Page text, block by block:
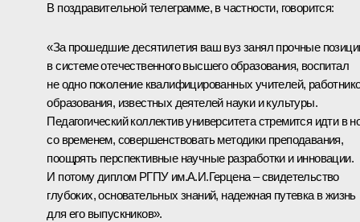
В поздравительной телеграмме, в частности, говорится:
«За прошедшие десятилетия ваш вуз занял прочные
в системе отечественного высшего образования, воспитал
не одно поколение квалифицированных учителей,
образования, известных деятелей науки и культуры.
Педагогический коллектив университета стремится идти в
со временем, совершенствовать методики преподавания,
поощрять перспективные научные разработки и инновации.
И потому диплом РГПУ им.А.И.Герцена – свидетельство
глубоких, основательных знаний, надежная путевка в жизнь
для его выпускников».